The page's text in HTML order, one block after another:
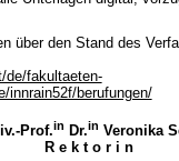
über den Stand des
de/fakultaeten-
innrain52f/berufungen/
Prof.in Dr.in Veronika
R e k t o r i n